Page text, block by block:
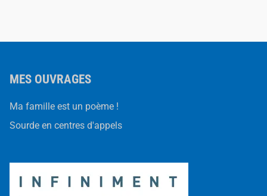
MES OUVRAGES
Ma famille est un poème !
Sourde en centres d'appels